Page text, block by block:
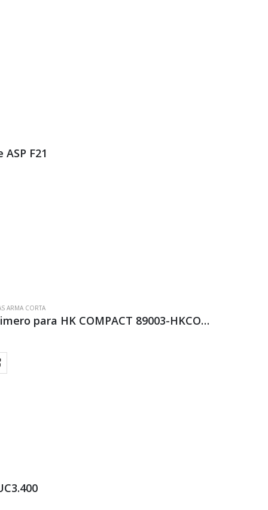
F21
ARMA CORTA
Funda RADAR paisano polimero para HK COMPACT 89003-HKCOMP THUNDER CD-FLAT